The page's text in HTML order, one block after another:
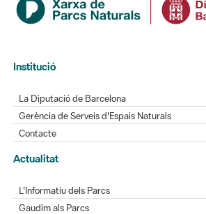
Institució
La Diputació de Barcelona
Gerència de Serveis d'Espais Naturals
Contacte
Actualitat
L'Informatiu dels Parcs
Gaudim als Parcs